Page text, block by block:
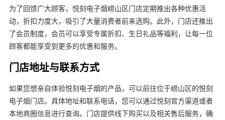
为了回馈广大顾客，悦刻电子烟崂山区门店定期推出各种优惠活
动，折扣力度大，吸引了大量消费者前来选购。此外，门店还推出
了会员制度，会员可以享受专属折扣、生日礼品等福利，让每一位
顾客都能享受到更多的优惠和服务。
门店地址与联系方式
如果您想亲自体验悦刻电子烟的产品，可以前往位于崂山区的悦刻
电子烟门店。具体地址和联系电话，您可以通过悦刻官方渠道或者
本地商圈信息进行查询。门店提供线下购买以及相关售后服务，确